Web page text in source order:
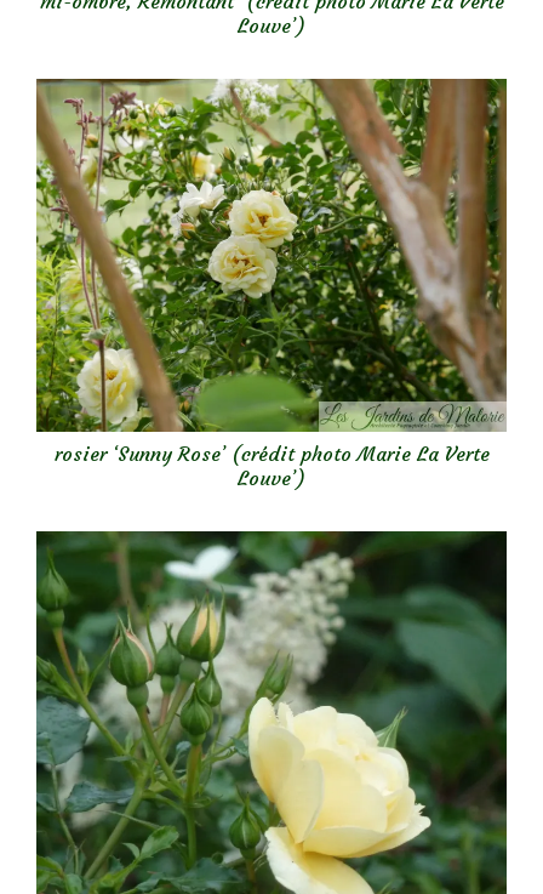
Louve’)
rosier ‘Sunny Rose’ (crédit photo Marie La Verte
Louve’)